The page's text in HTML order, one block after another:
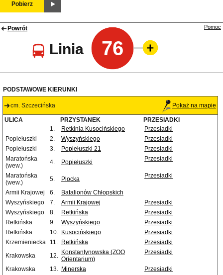
Pobierz
Powrót
Linia 76
Pomoc
PODSTAWOWE KIERUNKI
cm. Szczecińska Pokaż na mapie
ULICA PRZYSTANEK
PRZESIADKI
1.
Retkinia Kusocińskiego
Przesiadki
Popiełuszki
2. Wyszyńskiego
Przesiadki
Popiełuszki
3. Popiełuszki 21
Przesiadki
Maratońska
(wew.)
4. Popiełuszki Przesiadki
Maratońska
(wew.)
5. Plocka Przesiadki
Armii Krajowej 6.
Batalionów Chłopskich
Wyszyńskiego
7. Armii Krajowej
Przesiadki
Wyszyńskiego
8. Retkińska
Przesiadki
Retkińska
9. Wyszyńskiego
Przesiadki
Retkińska
10. Kusocińskiego
Przesiadki
Krzemieniecka
11. Retkińska
Przesiadki
Krakowska
12. Konstantynowska (ZOO
Orientarium)
Przesiadki
Krakowska 13. Minerska
Przesiadki